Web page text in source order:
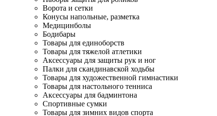
Ворота и сетки
Конусы напольные, разметка
Медицинболы
Бодибары
Товары для единоборств
Товары для тяжелой атлетики
Аксессуары для защиты рук и ног
Палки для скандинавской ходьбы
Товары для художественной гимнастики
Товары для настольного тенниса
Аксессуары для бадминтона
Спортивные сумки
Товары для зимних видов спорта